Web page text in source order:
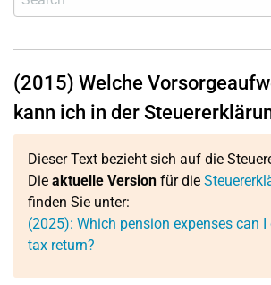
(2015) Welche
kann ich in der
Dieser Text bezieht sich auf die
Die aktuelle Version für die
finden Sie unter:
(2025): Which pension expenses can
tax return?